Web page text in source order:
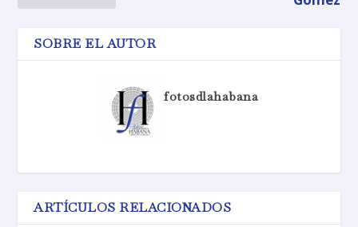
SOBRE EL AUTOR
fotosdlahabana
ARTÍCULOS RELACIONADOS